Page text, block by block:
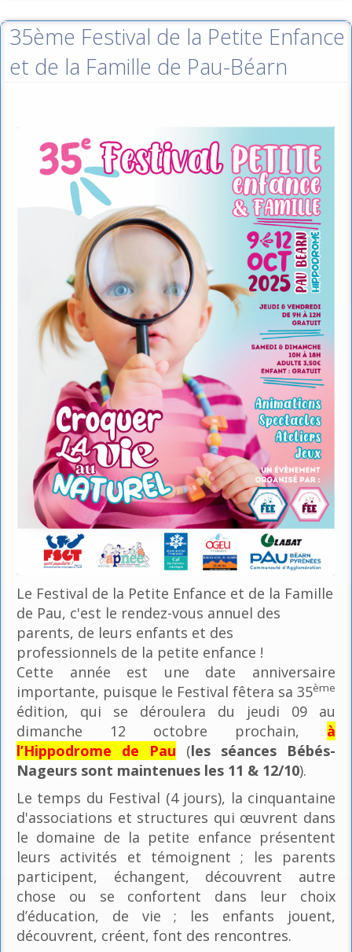
35ème Festival de la Petite Enfance
et de la Famille de Pau-Béarn
Le Festival de la Petite Enfance et de la Famille
de Pau, c'est le rendez-vous annuel des
parents, de leurs enfants et des
professionnels de la petite enfance !
Cette année est une date anniversaire
importante, puisque le Festival fêtera sa 35ème
édition, qui se déroulera du jeudi 09 au
dimanche 12 octobre prochain, à
l’Hippodrome de Pau (les séances Bébés-
Nageurs sont maintenues les 11 & 12/10).
Le temps du Festival (4 jours), la cinquantaine
d'associations et structures qui œuvrent dans
le domaine de la petite enfance présentent
leurs activités et témoignent ; les parents
participent, échangent, découvrent autre
chose ou se confortent dans leur choix
d’éducation, de vie ; les enfants jouent,
découvrent, créent, font des rencontres.